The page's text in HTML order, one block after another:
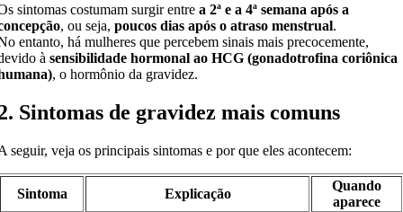
sintomas costumam surgir entrea 2ª e a 4ª semana após a
, ou seja,poucos dias após o atraso menstrual.
entanto, há mulheres que percebem sinais mais precocemente,
àsensibilidade hormonal ao HCG (gonadotrofina coriônica
, o hormônio da gravidez.
Sintomas de gravidez mais comuns
seguir, veja os principais sintomas e por que eles acontecem:
Sintoma Explicação
Quando
aparece